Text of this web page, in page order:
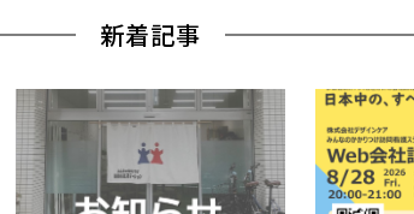
新着記事